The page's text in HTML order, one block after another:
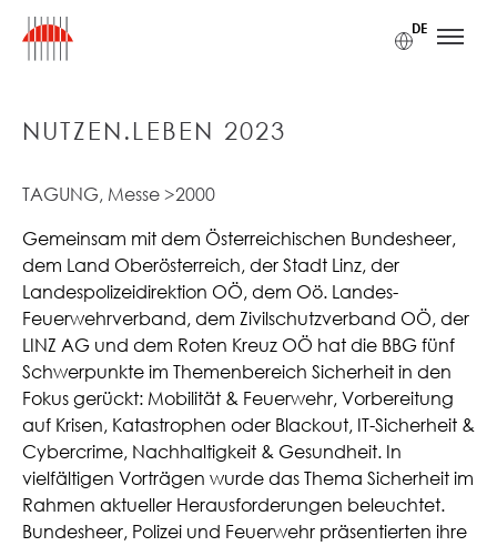
DE
NUTZEN.LEBEN 2023
TAGUNG, Messe >2000
Gemeinsam mit dem Österreichischen Bundesheer,
dem Land Oberösterreich, der Stadt Linz, der
Landespolizeidirektion OÖ, dem Oö. Landes-
Feuerwehrverband, dem Zivilschutzverband OÖ, der
LINZ AG und dem Roten Kreuz OÖ hat die BBG fünf
Schwerpunkte im Themenbereich Sicherheit in den
Fokus gerückt: Mobilität & Feuerwehr, Vorbereitung
auf Krisen, Katastrophen oder Blackout, IT-Sicherheit &
Cybercrime, Nachhaltigkeit & Gesundheit. In
vielfältigen Vorträgen wurde das Thema Sicherheit im
Rahmen aktueller Herausforderungen beleuchtet.
Bundesheer, Polizei und Feuerwehr präsentierten ihre